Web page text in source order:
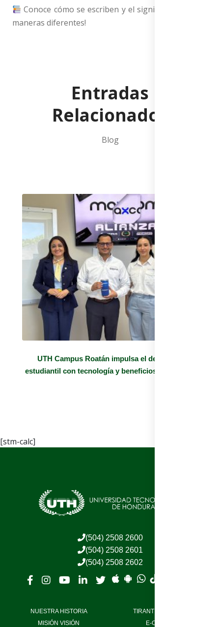
Conoce cómo se escriben y el significado de las 4
maneras diferentes!
Entradas
Relacionados
Blog
UTH Campus Roatán impulsa el desarrollo
estudiantil con tecnología y beneficios exclusivos
[stm-calc]
(504) 2508 2600
(504) 2508 2601
(504) 2508 2602
NUESTRA HISTORIA
MISIÓN VISIÓN
TIRANT LO BLANCH
E-CAMPUS